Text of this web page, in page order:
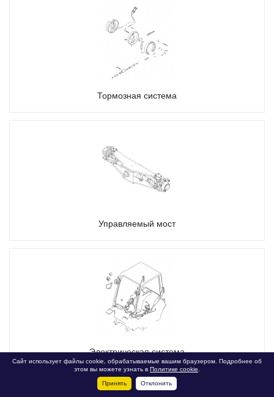
Тормозная система
Управляемый мост
Электрическая система
Сайт использует файлы cookie, обрабатываемые вашим браузером. Подробнее об
этом вы можете узнать в Политике cookie
Принять Отклонить